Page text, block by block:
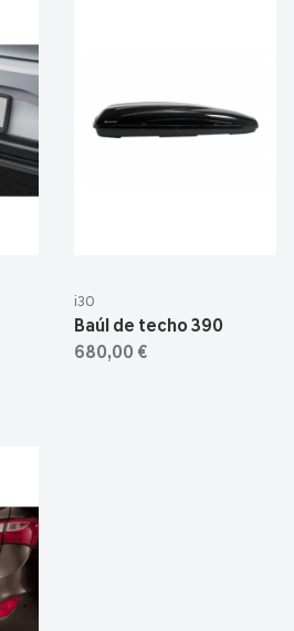
i30
Baúl de techo 390
680,00 €